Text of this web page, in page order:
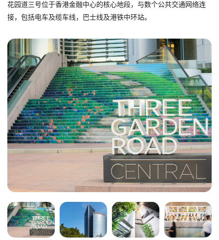
花园道三号位于香港金融中心的核心地段，与数个公共交通网络连
接，包括电车及缆车线，巴士线及港铁中环站。